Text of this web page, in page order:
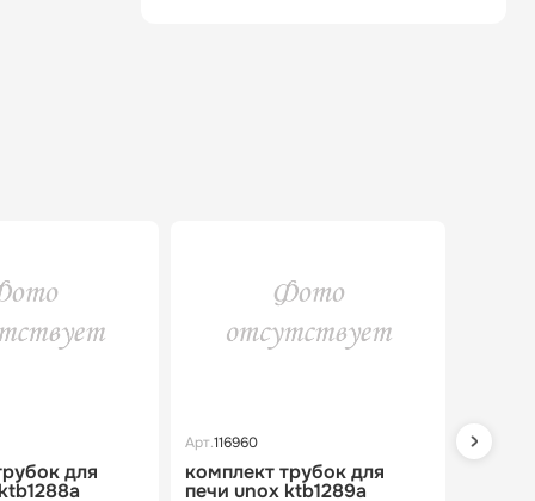
для
Арт.116960
комплект трубок для
печи unox ktb1289a
Арт.